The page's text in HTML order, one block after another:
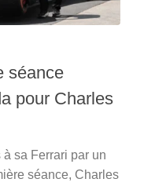
séance
pour Charles
sa Ferrari par un
séance, Charles